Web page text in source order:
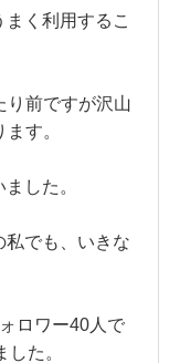
く利用するこ
り前ですが沢山
す。
した。
私でも、いきな
ロワー40人で
た。